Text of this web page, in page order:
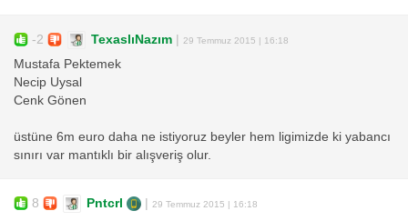
-2 TexaslıNazım 29 Temmuz 2015 | 16:18
Mustafa Pektemek
Necip Uysal
Cenk Gönen
üstüne 6m euro daha ne istiyoruz beyler hem ligimizde ki yabancı
sınırı var mantıklı bir alışveriş olur.
8 Pntcrl 29 Temmuz 2015 | 16:18